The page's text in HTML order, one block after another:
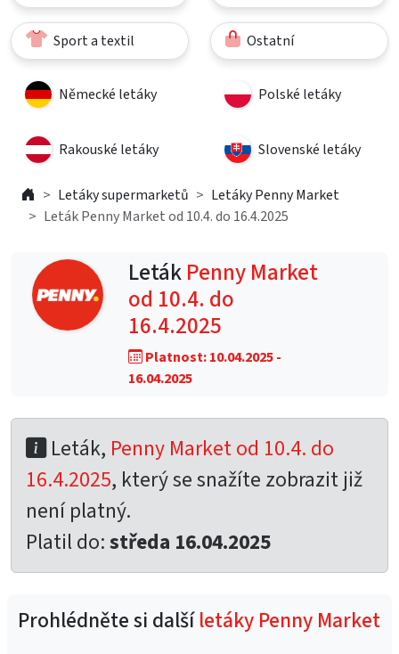
Sport a textil Ostatní
Německé letáky Polské letáky
Rakouské letáky Slovenské letáky
Letáky supermarketů
Letáky Penny Market
Leták Penny Market od 10.4. do 16.4.2025
LetákPenny Market
od 10.4. do
16.4.2025
Platnost: 10.04.2025 -
16.04.2025
Leták, Penny Market od 10.4. do
16.4.2025, který se snažíte zobrazit již
není platný.
Platil do:středa 16.04.2025
Prohlédněte si dalšíletáky Penny Market